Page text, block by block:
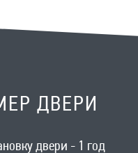
ДВЕРИ
двери - 1 год